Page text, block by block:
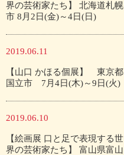
界の芸術家たち】 北海道札幌
市 8月2日(金)～4日(日)
2019.06.11
【山口 かほる個展】 東京都
国立市 7月4日(木)～9日(火)
2019.06.10
【絵画展 口と足で表現する世
界の芸術家たち】 富山県富山